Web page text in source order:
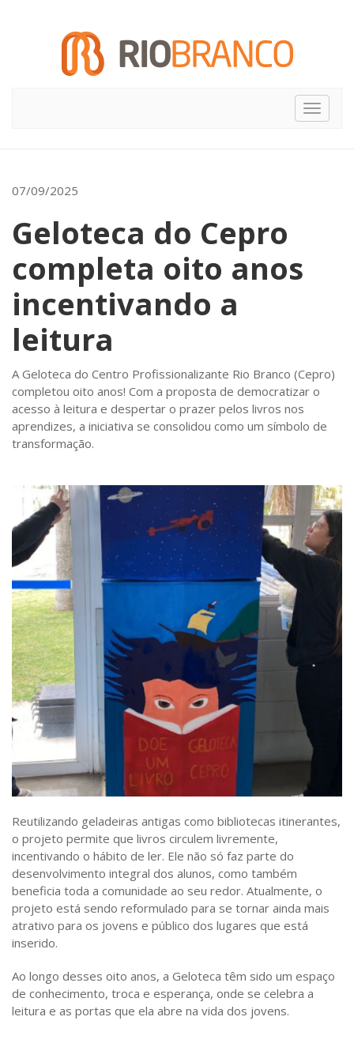
Toggle
07/09/2025
Geloteca do Cepro
completa oito anos
incentivando a
leitura
A Geloteca do Centro Profissionalizante Rio Branco (Cepro)
completou oito anos! Com a proposta de democratizar o
acesso à leitura e despertar o prazer pelos livros nos
aprendizes, a iniciativa se consolidou como um símbolo de
transformação.
Reutilizando geladeiras antigas como bibliotecas itinerantes,
o projeto permite que livros circulem livremente,
incentivando o hábito de ler. Ele não só faz parte do
desenvolvimento integral dos alunos, como também
beneficia toda a comunidade ao seu redor. Atualmente, o
projeto está sendo reformulado para se tornar ainda mais
atrativo para os jovens e público dos lugares que está
inserido.
Ao longo desses oito anos, a Geloteca têm sido um espaço
de conhecimento, troca e esperança, onde se celebra a
leitura e as portas que ela abre na vida dos jovens.